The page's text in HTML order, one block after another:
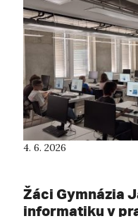
4. 6. 2026
Žáci Gymnázia
informatiku v